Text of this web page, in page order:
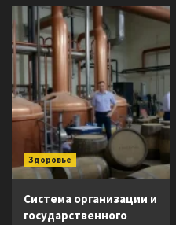
Здоровье
Система организации и
государственного